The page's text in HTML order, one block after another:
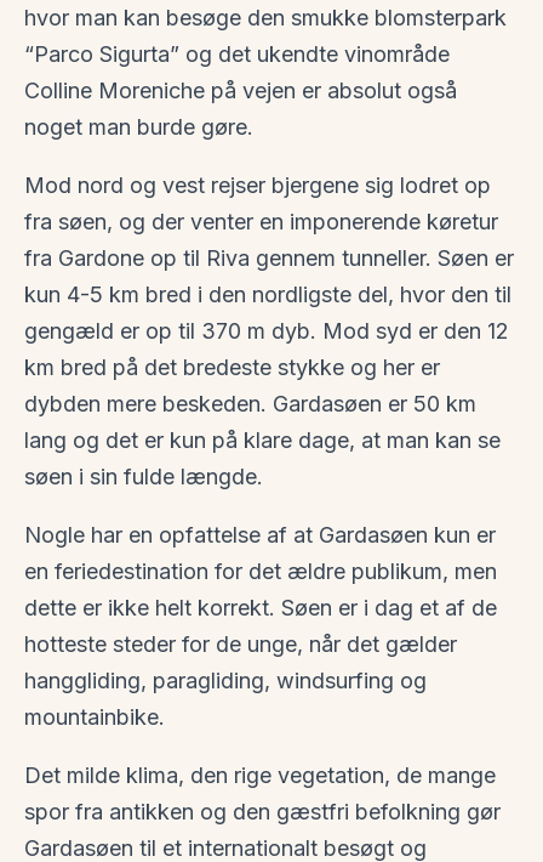
hvor man kan besøge den smukke blomsterpark
“Parco Sigurta” og det ukendte vinområde
Colline Moreniche på vejen er absolut også
noget man burde gøre.
Mod nord og vest rejser bjergene sig lodret op
fra søen, og der venter en imponerende køretur
fra Gardone op til Riva gennem tunneller. Søen er
kun 4-5 km bred i den nordligste del, hvor den til
gengæld er op til 370 m dyb. Mod syd er den 12
km bred på det bredeste stykke og her er
dybden mere beskeden. Gardasøen er 50 km
lang og det er kun på klare dage, at man kan se
søen i sin fulde længde.
Nogle har en opfattelse af at Gardasøen kun er
en feriedestination for det ældre publikum, men
dette er ikke helt korrekt. Søen er i dag et af de
hotteste steder for de unge, når det gælder
hanggliding, paragliding, windsurfing og
mountainbike.
Det milde klima, den rige vegetation, de mange
spor fra antikken og den gæstfri befolkning gør
Gardasøen til et internationalt besøgt og